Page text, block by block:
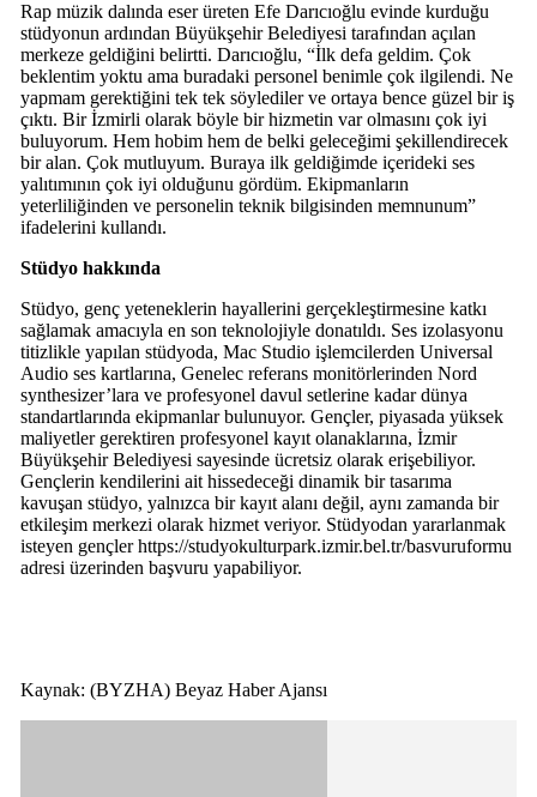
Rap müzik dalında eser üreten Efe Darıcıoğlu evinde kurduğu
stüdyonun ardından Büyükşehir Belediyesi tarafından açılan
merkeze geldiğini belirtti. Darıcıoğlu, “İlk defa geldim. Çok
beklentim yoktu ama buradaki personel benimle çok ilgilendi. Ne
yapmam gerektiğini tek tek söylediler ve ortaya bence güzel bir iş
çıktı. Bir İzmirli olarak böyle bir hizmetin var olmasını çok iyi
buluyorum. Hem hobim hem de belki geleceğimi şekillendirecek
bir alan. Çok mutluyum. Buraya ilk geldiğimde içerideki ses
yalıtımının çok iyi olduğunu gördüm. Ekipmanların
yeterliliğinden ve personelin teknik bilgisinden memnunum”
ifadelerini kullandı.
Stüdyo hakkında
Stüdyo, genç yeteneklerin hayallerini gerçekleştirmesine katkı
sağlamak amacıyla en son teknolojiyle donatıldı. Ses izolasyonu
titizlikle yapılan stüdyoda, Mac Studio işlemcilerden Universal
Audio ses kartlarına, Genelec referans monitörlerinden Nord
synthesizer’lara ve profesyonel davul setlerine kadar dünya
standartlarında ekipmanlar bulunuyor. Gençler, piyasada yüksek
maliyetler gerektiren profesyonel kayıt olanaklarına, İzmir
Büyükşehir Belediyesi sayesinde ücretsiz olarak erişebiliyor.
Gençlerin kendilerini ait hissedeceği dinamik bir tasarıma
kavuşan stüdyo, yalnızca bir kayıt alanı değil, aynı zamanda bir
etkileşim merkezi olarak hizmet veriyor. Stüdyodan yararlanmak
isteyen gençler https://studyokulturpark.izmir.bel.tr/basvuruformu
adresi üzerinden başvuru yapabiliyor.
Kaynak: (BYZHA) Beyaz Haber Ajansı